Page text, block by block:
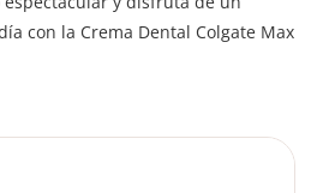
con la Crema Dental Colgate Max